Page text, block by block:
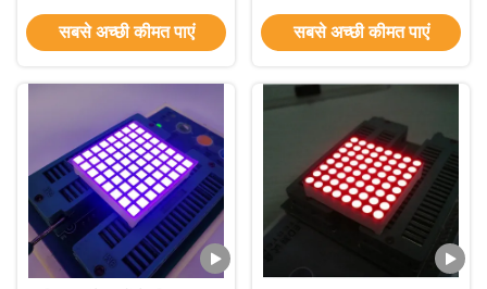
DOT मैट्रिक्स स्टेबलर
प्रदर्शन चलती संकेतों के लिए
सबसे अच्छी कीमत पाएं
एंगल के साथ 8x8 डॉट
मैट्रिक्स एलईडी डिस्प्ले
सबसे अच्छी कीमत पाएं